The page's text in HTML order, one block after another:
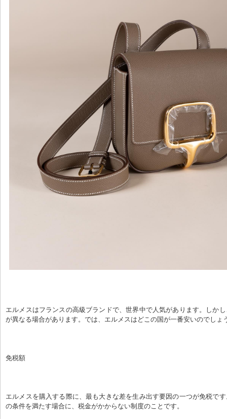
エルメスはフランスの高級ブランドで、世界中で人気があります。しか
が異なる場合があります。では、エルメスはどこの国が一番安いのでしょ
免税額
エルメスを購入する際に、最も大きな差を生み出す要因の一つが免税で
の条件を満たす場合に、税金がかからない制度のことです。